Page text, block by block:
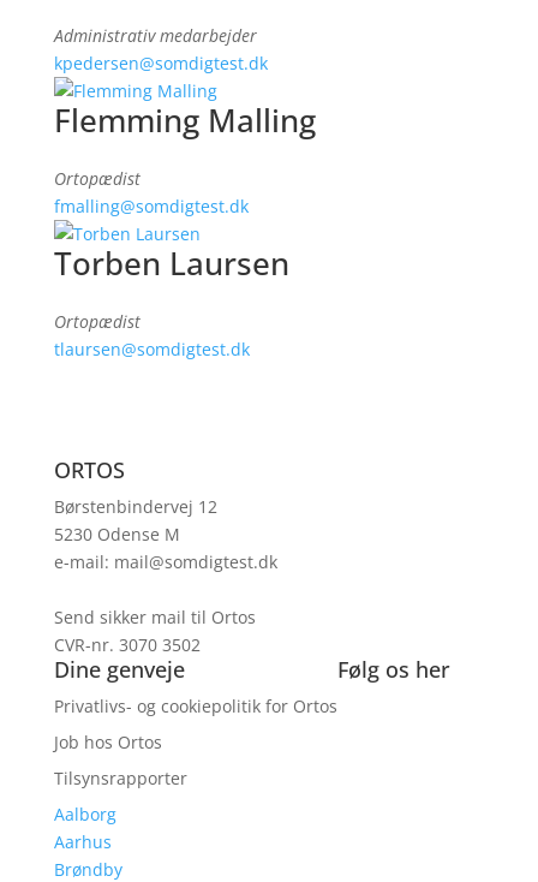
Administrativ medarbejder
kpedersen@somdigtest.dk
Flemming Malling
Ortopædist
fmalling@somdigtest.dk
Torben Laursen
Ortopædist
tlaursen@somdigtest.dk
ORTOS
Børstenbindervej 12
5230 Odense M
e-mail: mail@somdigtest.dk
Send sikker mail til Ortos
CVR-nr. 3070 3502
Dine genveje
Privatlivs- og cookiepolitik for Ortos
Job hos Ortos
Tilsynsrapporter
Følg os her
Aalborg
Aarhus
Brøndby